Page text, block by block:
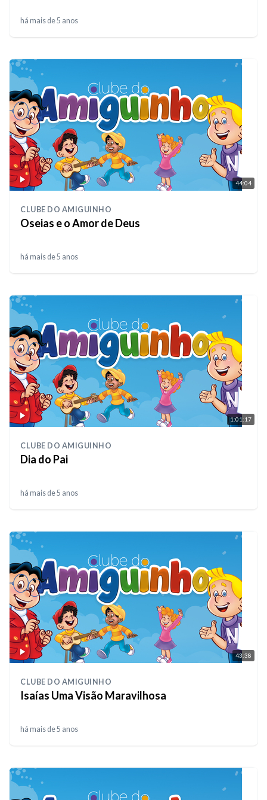
há mais de 5 anos
44:04
CLUBE DO AMIGUINHO
Oseias e o Amor de Deus
há mais de 5 anos
1:01:17
CLUBE DO AMIGUINHO
Dia do Pai
há mais de 5 anos
43:38
CLUBE DO AMIGUINHO
Isaías Uma Visão Maravilhosa
há mais de 5 anos